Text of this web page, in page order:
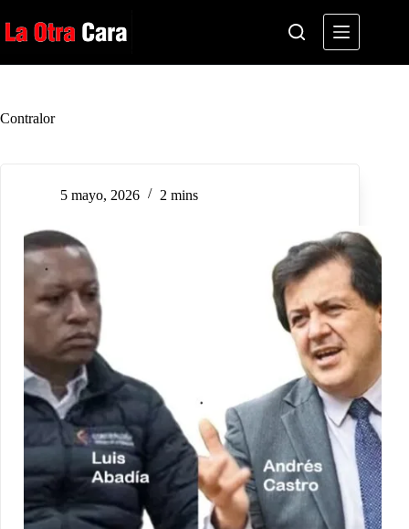
al
contenido
Contralor
5 mayo, 2026 2 mins